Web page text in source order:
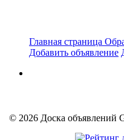
Главная страница
Добавить объявление
© 2026 Доска объявлений